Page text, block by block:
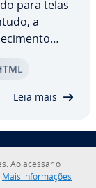
para telas
a
deste
Leia mais
Ao acessar o
Mais in­for­ma­ções